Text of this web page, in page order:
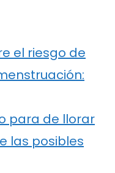
el riesgo de
para de llorar
las posibles